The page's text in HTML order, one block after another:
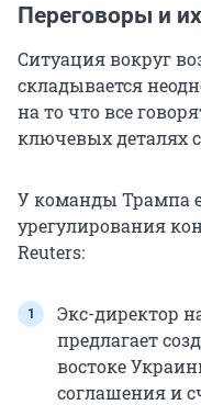
Переговоры и
Ситуация вокруг
складывается
на то что все
ключевых деталях
У команды Трампа
урегулирования
Reuters:
Экс-директор
предлагает
востоке
соглашения и